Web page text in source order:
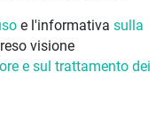
e l'informativa sulla
visione
e sul trattamento dei